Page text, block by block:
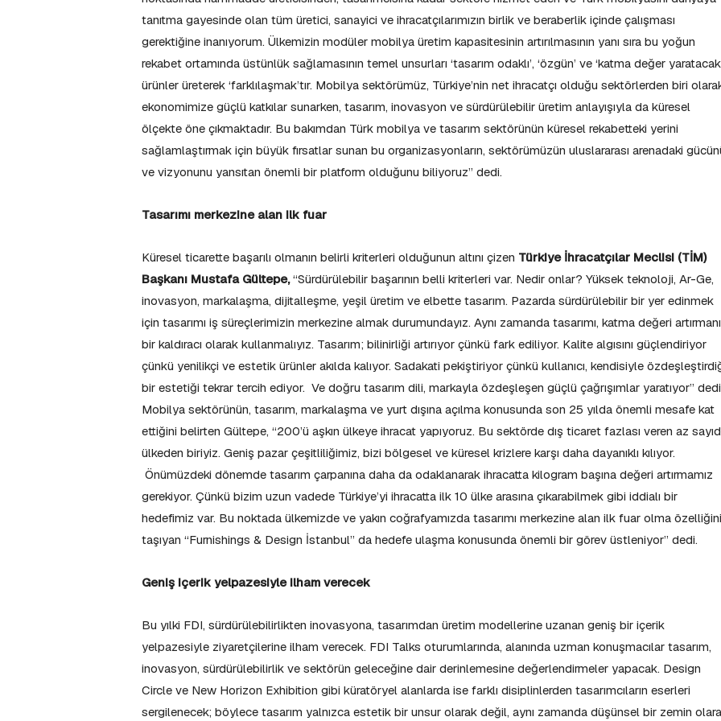
tanıtma gayesinde olan tüm üretici, sanayici ve ihracatçılarımızın birlik ve beraberlik içinde çalışması
gerektiğine inanıyorum. Ülkemizin modüler mobilya üretim kapasitesinin artırılmasının yanı sıra bu yoğun
rekabet ortamında üstünlük sağlamasının temel unsurları ‘tasarım odaklı’, ‘özgün’ ve ‘katma değer
ürünler üreterek ‘farklılaşmak’tır. Mobilya sektörümüz, Türkiye’nin net ihracatçı olduğu sektörlerden biri
ekonomimize güçlü katkılar sunarken, tasarım, inovasyon ve sürdürülebilir üretim anlayışıyla da küresel
ölçekte öne çıkmaktadır. Bu bakımdan Türk mobilya ve tasarım sektörünün küresel rekabetteki yerini
sağlamlaştırmak için büyük fırsatlar sunan bu organizasyonların, sektörümüzün uluslararası arenadaki
ve vizyonunu yansıtan önemli bir platform olduğunu biliyoruz” dedi.
Tasarımı merkezine alan ilk fuar
Küresel ticarette başarılı olmanın belirli kriterleri olduğunun altını çizen Türkiye İhracatçılar Meclisi (TİM)
Başkanı Mustafa Gültepe,“Sürdürülebilir başarının belli kriterleri var. Nedir onlar? Yüksek teknoloji, Ar-Ge,
inovasyon, markalaşma, dijitalleşme, yeşil üretim ve elbette tasarım. Pazarda sürdürülebilir bir yer edinmek
için tasarımı iş süreçlerimizin merkezine almak durumundayız. Aynı zamanda tasarımı, katma değeri
bir kaldıracı olarak kullanmalıyız. Tasarım; bilinirliği artırıyor çünkü fark ediliyor. Kalite algısını güçlendiriyor
çünkü yenilikçi ve estetik ürünler akılda kalıyor. Sadakati pekiştiriyor çünkü kullanıcı, kendisiyle
bir estetiği tekrar tercih ediyor. Ve doğru tasarım dili, markayla özdeşleşen güçlü çağrışımlar yaratıyor”
Mobilya sektörünün, tasarım, markalaşma ve yurt dışına açılma konusunda son 25 yılda önemli mesafe kat
ettiğini belirten Gültepe, “200’ü aşkın ülkeye ihracat yapıyoruz. Bu sektörde dış ticaret fazlası veren az
ülkeden biriyiz. Geniş pazar çeşitliliğimiz, bizi bölgesel ve küresel krizlere karşı daha dayanıklı kılıyor.
Önümüzdeki dönemde tasarım çarpanına daha da odaklanarak ihracatta kilogram başına değeri artırmamız
gerekiyor. Çünkü bizim uzun vadede Türkiye’yi ihracatta ilk 10 ülke arasına çıkarabilmek gibi iddialı bir
hedefimiz var. Bu noktada ülkemizde ve yakın coğrafyamızda tasarımı merkezine alan ilk fuar olma özelliğini
taşıyan “Furnishings & Design İstanbul” da hedefe ulaşma konusunda önemli bir görev üstleniyor” dedi.
Geniş içerik yelpazesiyle ilham verecek
Bu yılki FDI, sürdürülebilirlikten inovasyona, tasarımdan üretim modellerine uzanan geniş bir içerik
yelpazesiyle ziyaretçilerine ilham verecek. FDI Talks oturumlarında, alanında uzman konuşmacılar tasarım,
inovasyon, sürdürülebilirlik ve sektörün geleceğine dair derinlemesine değerlendirmeler yapacak. Design
Circle ve New Horizon Exhibition gibi küratöryel alanlarda ise farklı disiplinlerden tasarımcıların eserleri
sergilenecek; böylece tasarım yalnızca estetik bir unsur olarak değil, aynı zamanda düşünsel bir zemin